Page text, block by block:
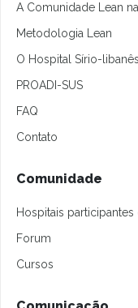
A Comunidade Lean
Metodologia Lean
O Hospital Sírio-libanês
PROADI-SUS
FAQ
Contato
Comunidade
Hospitais
Forum
Cursos